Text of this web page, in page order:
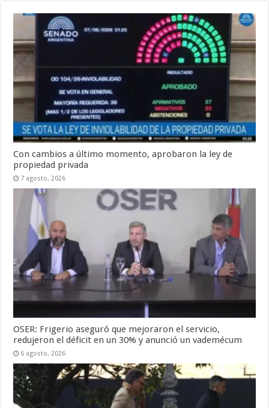
Con cambios a último momento, aprobaron la ley de
propiedad privada
7 agosto, 2026
OSER: Frigerio aseguró que mejoraron el servicio,
redujeron el déficit en un 30% y anunció un vademécum
6 agosto, 2026